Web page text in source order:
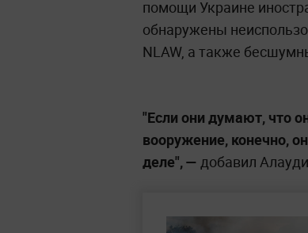
помощи Украине
обнаружены
NLAW, а также
"Если они думают, что
вооружение, конечно,
деле", — добавил